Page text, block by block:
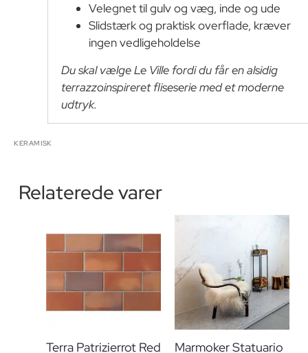
KERAMISK
Velegnet til gulv og væg, inde og ude
Slidstærk og praktisk overflade, kræver
ingen vedligeholdelse
Du skal vælge Le Ville fordi du får en alsidig
terrazzoinspireret fliseserie med et moderne
udtryk.
Relaterede varer
Terra Patrizierrot Red
Marmoker Statuario